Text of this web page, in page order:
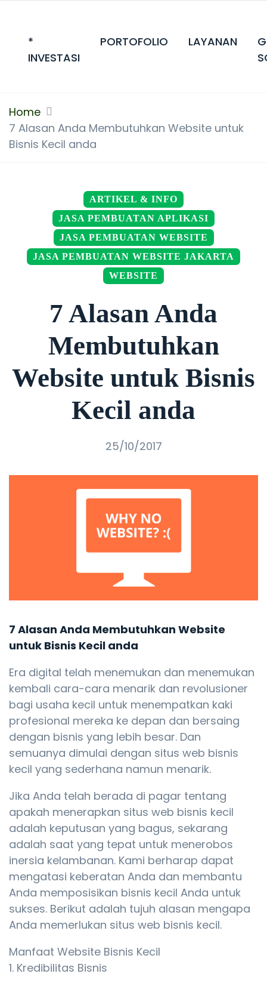
*
INVESTASI
PORTOFOLIO LAYANAN
Home
7 Alasan Anda Membutuhkan Website untuk
Bisnis Kecil anda
ARTIKEL & INFO
JASA PEMBUATAN APLIKASI
JASA PEMBUATAN WEBSITE
JASA PEMBUATAN WEBSITE JAKARTA
WEBSITE
7 Alasan Anda
Membutuhkan
Website untuk Bisnis
Kecil anda
25/10/2017
7 Alasan Anda Membutuhkan Website
untuk Bisnis Kecil anda
Era digital telah menemukan dan menemukan
kembali cara-cara menarik dan revolusioner
bagi usaha kecil untuk menempatkan kaki
profesional mereka ke depan dan bersaing
dengan bisnis yang lebih besar. Dan
semuanya dimulai dengan situs web bisnis
kecil yang sederhana namun menarik.
Jika Anda telah berada di pagar tentang
apakah menerapkan situs web bisnis kecil
adalah keputusan yang bagus, sekarang
adalah saat yang tepat untuk menerobos
inersia kelambanan. Kami berharap dapat
mengatasi keberatan Anda dan membantu
Anda memposisikan bisnis kecil Anda untuk
sukses. Berikut adalah tujuh alasan mengapa
Anda memerlukan situs web bisnis kecil.
Manfaat Website Bisnis Kecil
1. Kredibilitas Bisnis